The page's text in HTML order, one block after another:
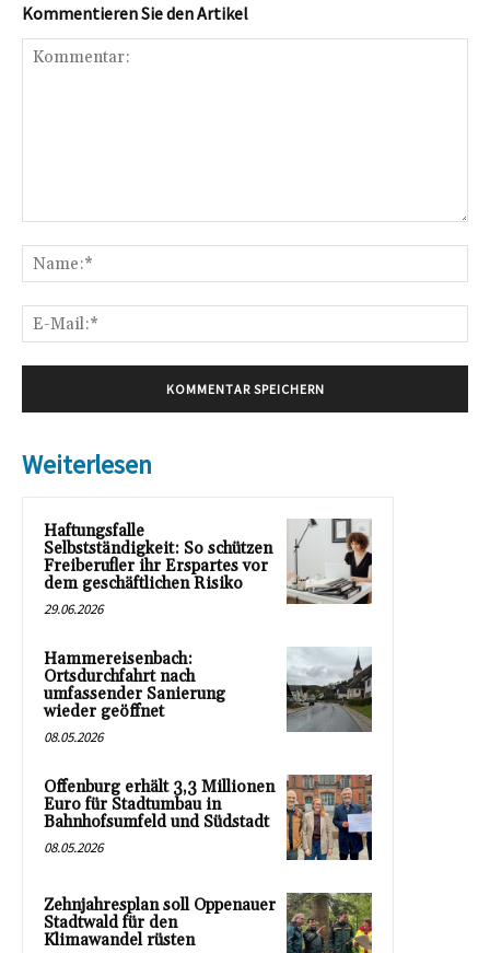
Kommentieren Sie den Artikel
Weiterlesen
Haftungsfalle
Selbstständigkeit: So schützen
Freiberufler ihr Erspartes vor
dem geschäftlichen Risiko
29.06.2026
Hammereisenbach:
Ortsdurchfahrt nach
umfassender Sanierung
wieder geöffnet
08.05.2026
Offenburg erhält 3,3 Millionen
Euro für Stadtumbau in
Bahnhofsumfeld und Südstadt
08.05.2026
Zehnjahresplan soll Oppenauer
Stadtwald für den
Klimawandel rüsten